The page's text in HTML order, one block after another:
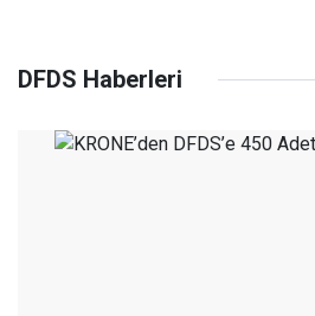
DFDS Haberleri